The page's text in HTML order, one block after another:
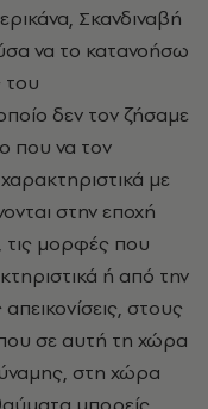
Σκανδιναβή
να το κατανοήσω
του
δεν τον ζήσαμε
που να τον
με
στην εποχή
τις μορφές που
ή από την
στους
σε αυτή τη χώρα
στη χώρα